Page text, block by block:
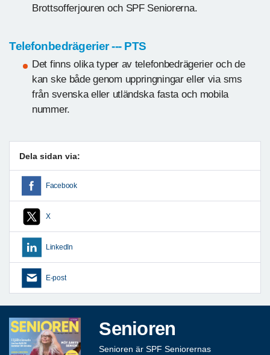
Brottsofferjouren och SPF Seniorerna.
Telefonbedrägerier --- PTS
Det finns olika typer av telefonbedrägerier och de
kan ske både genom uppringningar eller via sms
från svenska eller utländska fasta och mobila
nummer.
Dela sidan via:
Facebook
X
LinkedIn
E-post
Senioren
Senioren är SPF Seniorernas